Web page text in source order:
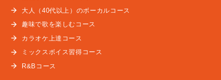
大人（40代以上）のボーカルコース
趣味で歌を楽しむコース
カラオケ上達コース
ミックスボイス習得コース
R&Bコース